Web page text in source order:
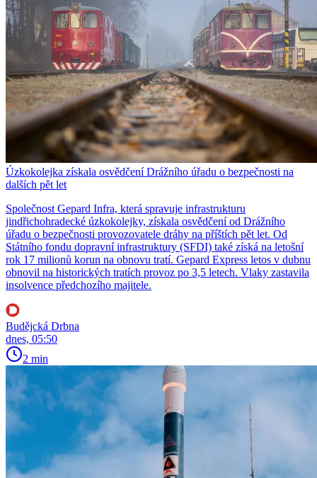
Úzkokolejka získala osvědčení Drážního úřadu o bezpečnosti na
dalších pět let
Společnost Gepard Infra, která spravuje infrastrukturu
jindřichohradecké úzkokolejky, získala osvědčení od Drážního
úřadu o bezpečnosti provozovatele dráhy na příštích pět let. Od
Státního fondu dopravní infrastruktury (SFDI) také získá na letošní
rok 17 milionů korun na obnovu tratí. Gepard Express letos v dubnu
obnovil na historických tratích provoz po 3,5 letech. Vlaky zastavila
insolvence předchozího majitele.
Budějcká Drbna
dnes, 05:50
2 min